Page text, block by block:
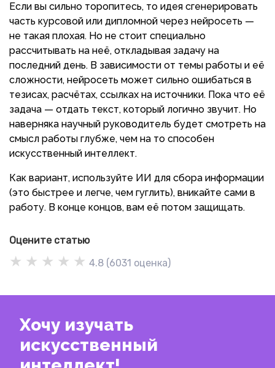
Если вы сильно торопитесь, то идея сгенерировать
часть курсовой или дипломной через нейросеть —
не такая плохая. Но не стоит специально
рассчитывать на неё, откладывая задачу на
последний день. В зависимости от темы работы и её
сложности, нейросеть может сильно ошибаться в
тезисах, расчётах, ссылках на источники. Пока что её
задача — отдать текст, который логично звучит. Но
наверняка научный руководитель будет смотреть на
смысл работы глубже, чем на то способен
искусственный интеллект.
Как вариант, используйте ИИ для сбора информации
(это быстрее и легче, чем гуглить), вникайте сами в
работу. В конце концов, вам её потом защищать.
Оцените статью
★ ★ ★ ★ ★ 4.8 (6031 оценка)
Хочу изучать
искусственный